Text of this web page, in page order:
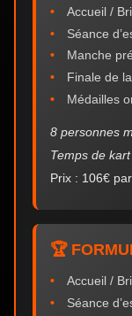
Accueil /
Séance
Manche
Finale de
Médailles
8 personnes
Temps de
Prix : 106€
🏆
Accueil /
Séance